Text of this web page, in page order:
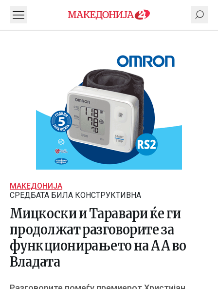
МАКЕДОНИЈА
СРЕДБАТА БИЛА КОНСТРУКТИВНА
Мицкоски и Таравари ќе ги
продолжат разговорите за
функционирањето на АА во
Владата